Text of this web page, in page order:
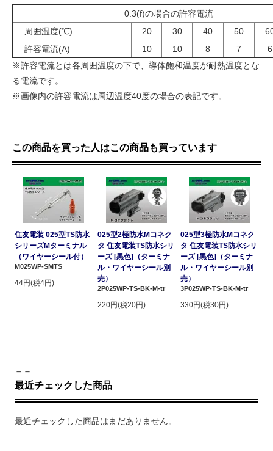
0.3(f)の場合の許容電流
周囲温度(℃)
20 30 40 50
許容電流(A)
10 10 8 7
6
※許容電流とは各周囲温度の下で、導体飽和温度が耐熱温度とな
る電流です。
※画像内の許容電流は周辺温度40度の場合の表記です。
この商品を買った人はこの商品も買っています
住友電装 025型TS防水
シリーズMターミナル
（ワイヤーシール付）
M025WP-SMTS
44円(税4円)
025型2極防水Mコネク
タ 住友電装TS防水シリ
ーズ [黒色]（ターミナ
ル・ワイヤーシール別
売）
2P025WP-TS-BK-M-tr
220円(税20円)
025型3極防水Mコネク
タ 住友電装TS防水シリ
ーズ [黒色]（ターミナ
ル・ワイヤーシール別
売）
3P025WP-TS-BK-M-tr
330円(税30円)
＝＝
最近チェックした商品
最近チェックした商品はまだありません。